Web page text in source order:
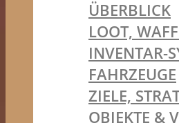
ÜBERBLICK
LOOT,
INVENTAR-
FAHRZEUGE
ZIELE,
OBJEKTE &